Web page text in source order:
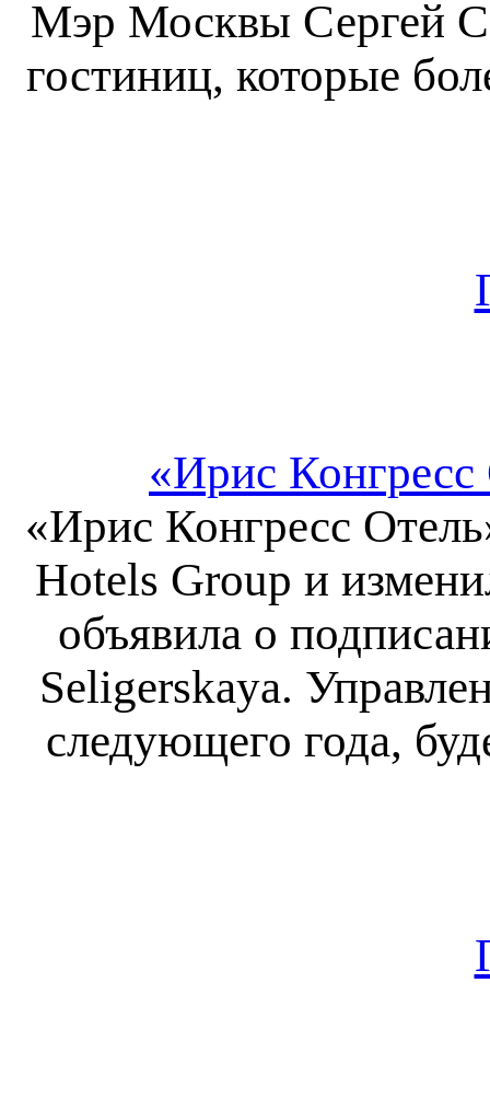
Мэр Москвы Сергей
гостиниц, которые
«Ирис
«Ирис Конгресс
Hotels Group и
объявила о
Seligerskaya.
следующего года,